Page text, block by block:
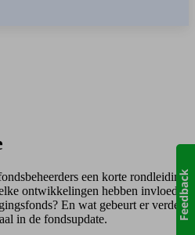
een korte rondleiding
ontwikkelingen hebben invloed
En wat gebeurt er verder
in de fondsupdate.